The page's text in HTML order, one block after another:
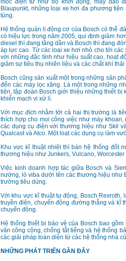
móc điện tử như bộ khởi động, máy dao
Blaupunkt, những loại xe hơi đa phương
tùng.
Hệ thống quản lí động cơ của Bosch có thể
có hiệu lực trong năm 2005, qui định giảm
diesel thì đang tăng dần và Bosch thì đang
áp lực cao. Từ các loại xe hơi nhỏ cho tới
với những đặc tính như hiệu suất cao, hoạt
giảm sự tiêu thụ nhiên liệu và các chất khí
Bosch cũng sản xuất một trong những sản
đến các máy lọc xăng. Là một trong những
tiện, tập đoàn Bosch giới thiệu những thiết bị
khiển mạch vi xử lí.
Với mục đích nhằm tới cả hai thị trường là
thích hợp cho mọi công việc như máy
các dụng cụ điện với thương hiệu như Skil
Qualcast và Atco. Một loạt các dụng cụ làm
Khu vực kĩ thuật nhiệt thì bán hệ thống đốt
thương hiệu như Junkers, Vulcano,
Việc kinh doanh hợp tác giữa Bosch và
nướng, lò viba dưới tên các thương hiệu như
trường tiêu dùng.
Với khu vực kĩ thuật tự động, Bosch Rexroth,
truyền điện, chuyển động đường thẳng và kĩ
chuyển động.
Hệ thống thiết bị bảo vệ của Bosch bao
văn công cộng, chống tắt tiếng và hệ thống
các giải pháp toàn diện từ các hệ thống nhà
NHỮNG PHÁT TRIỂN GẦN ĐÂY